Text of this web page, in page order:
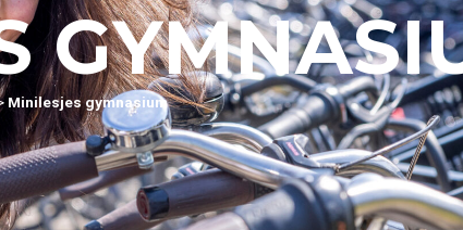
Minilesjes gymnasium